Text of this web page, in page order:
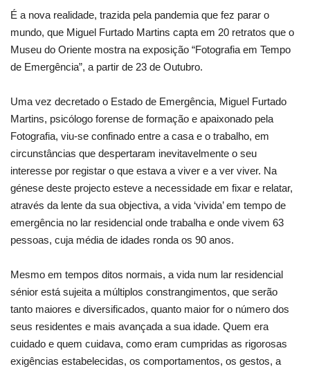
É a nova realidade, trazida pela pandemia que fez parar o
mundo, que Miguel Furtado Martins capta em 20 retratos que o
Museu do Oriente mostra na exposição “Fotografia em Tempo
de Emergência”, a partir de 23 de Outubro.
Uma vez decretado o Estado de Emergência, Miguel Furtado
Martins, psicólogo forense de formação e apaixonado pela
Fotografia, viu-se confinado entre a casa e o trabalho, em
circunstâncias que despertaram inevitavelmente o seu
interesse por registar o que estava a viver e a ver viver. Na
génese deste projecto esteve a necessidade em fixar e relatar,
através da lente da sua objectiva, a vida ‘vivida’ em tempo de
emergência no lar residencial onde trabalha e onde vivem 63
pessoas, cuja média de idades ronda os 90 anos.
Mesmo em tempos ditos normais, a vida num lar residencial
sénior está sujeita a múltiplos constrangimentos, que serão
tanto maiores e diversificados, quanto maior for o número dos
seus residentes e mais avançada a sua idade. Quem era
cuidado e quem cuidava, como eram cumpridas as rigorosas
exigências estabelecidas, os comportamentos, os gestos, a